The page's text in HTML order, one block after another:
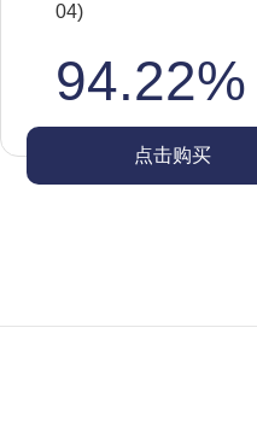
04)
94.22%
点击购买